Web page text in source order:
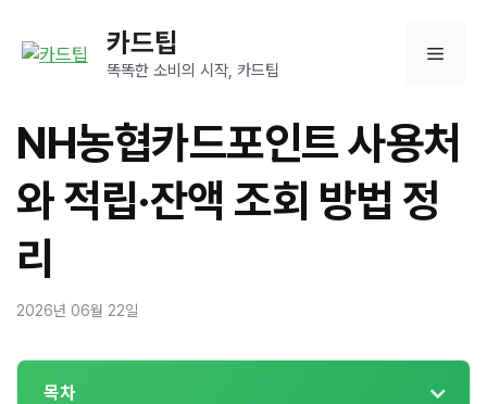
카드팁
똑똑한 소비의 시작, 카드팁
메
뉴
NH농협카드포인트 사용처
와 적립·잔액 조회 방법 정
리
2026년 06월 22일
목차